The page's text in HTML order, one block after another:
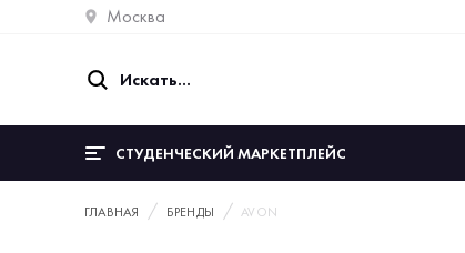
Москва
СТУДЕНЧЕСКИЙ МАРКЕТПЛЕЙС
ГЛАВНАЯ БРЕНДЫ AVON